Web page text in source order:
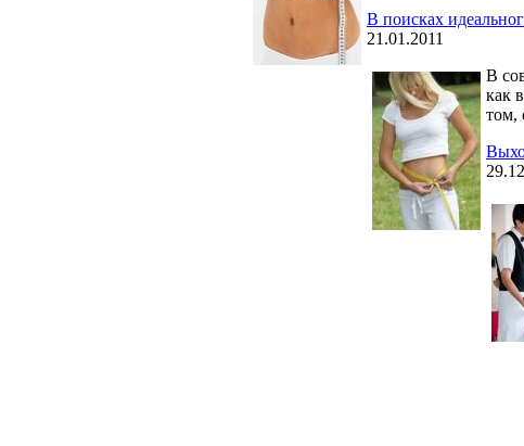
В поисках
21.01.2011
В
как
том,